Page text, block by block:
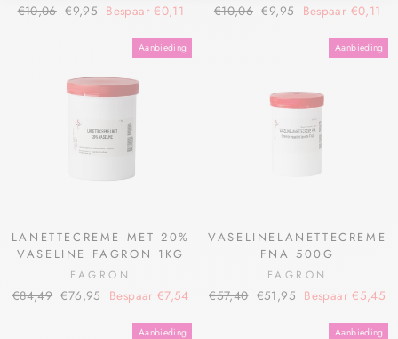
€10,06 €9,95 Bespaar €0,11 €10,06 €9,95 Bespaar €0,11
Aanbieding
LANETTECREME MET 20%
VASELINE FAGRON 1KG
FAGRON
€84,49 €76,95 Bespaar €7,54
Aanbieding
VASELINELANETTECREME
FNA 500G
FAGRON
€57,40 €51,95 Bespaar €5,45
Aanbieding Aanbieding